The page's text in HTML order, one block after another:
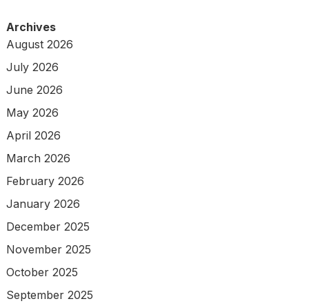
Archives
August 2026
July 2026
June 2026
May 2026
April 2026
March 2026
February 2026
January 2026
December 2025
November 2025
October 2025
September 2025